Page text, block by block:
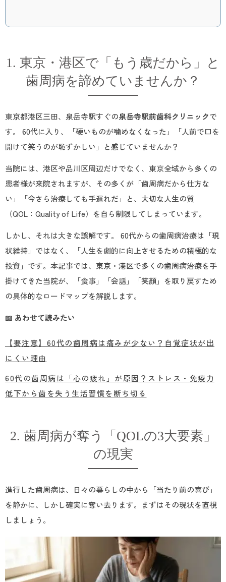
1. 東京・港区で「もう歳だから」と
歯周病を諦めていませんか？
東京都港区三田、泉岳寺駅すぐの泉岳寺駅前歯科クリニックで
す。 60代に入り、「硬いものが噛めなくなった」「人前で口を
開けて笑うのが恥ずかしい」と感じていませんか？
当院には、港区や品川区周辺だけでなく、東京全域から多くの
患者様が来院されますが、その多くが「歯周病だから仕方な
い」「今さら治療しても手遅れだ」と、大切な人生の質
（QOL：Quality of Life）を自ら制限してしまっています。
しかし、それは大きな誤解です。 60代からの歯周病治療は「現
状維持」ではなく、「人生を劇的に向上させるための積極的な
投資」です。本記事では、東京・港区で多くの歯周病治療を手
掛けてきた当院が、「食事」「会話」「笑顔」を取り戻すため
の具体的なロードマップを解説します。
📖 あわせて読みたい
【要注意】60代の歯周病は痛みが少ない？自覚症状が出
にくい理由
60代の歯周病は「心の疲れ」が原因？ストレス・免疫力
低下から歯を失う生活習慣を断ち切る
2. 歯周病が奪う「QOLの3大要素」
の現実
進行した歯周病は、日々の暮らしの中から「当たり前の喜び」
を静かに、しかし確実に奪い去ります。まずはその現状を直視
しましょう。